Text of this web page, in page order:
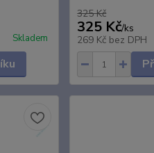
Skladem
325 Kč
325 Kč/ks
269 Kč bez DPH